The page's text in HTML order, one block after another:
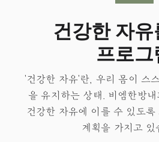
건강한 자
프로그
'건강한 자유'란, 우리 몸이 스
을 유지하는 상태.​ 비엠한방
건강한 자유에 이를 수 있도
계획을 가지고 있